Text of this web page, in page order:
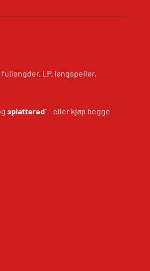
LP, langspeller,
splattered" - eller kjøp begge